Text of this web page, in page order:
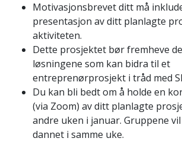
Motivasjonsbrevet ditt må
presentasjon av ditt planlagte
aktiviteten.
Dette prosjektet bør fremheve
løsningene som kan bidra til et
entreprenørprosjekt i tråd med
Du kan bli bedt om å holde en
(via Zoom) av ditt planlagte
andre uken i januar. Gruppene
dannet i samme uke.